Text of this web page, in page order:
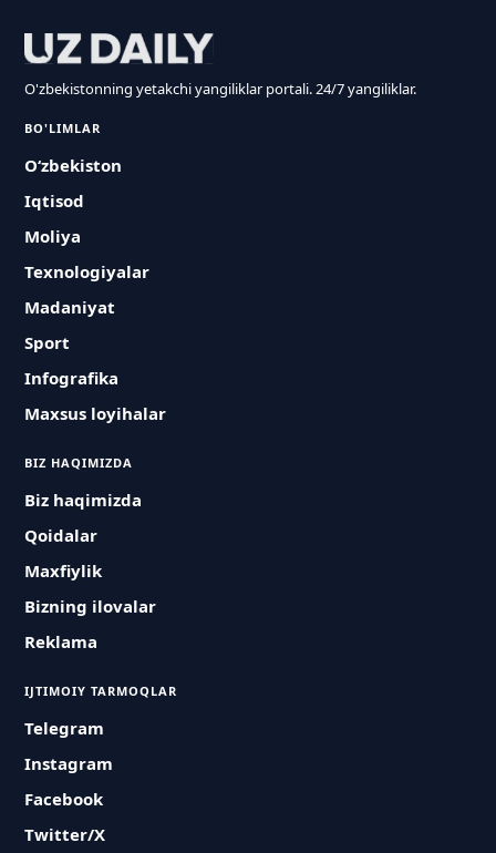
O'zbekistonning yetakchi yangiliklar portali. 24/7 yangiliklar.
BO'LIMLAR
O‘zbekiston
Iqtisod
Moliya
Texnologiyalar
Madaniyat
Sport
Infografika
Maxsus loyihalar
BIZ HAQIMIZDA
Biz haqimizda
Qoidalar
Maxfiylik
Bizning ilovalar
Reklama
IJTIMOIY TARMOQLAR
Telegram
Instagram
Facebook
Twitter/X